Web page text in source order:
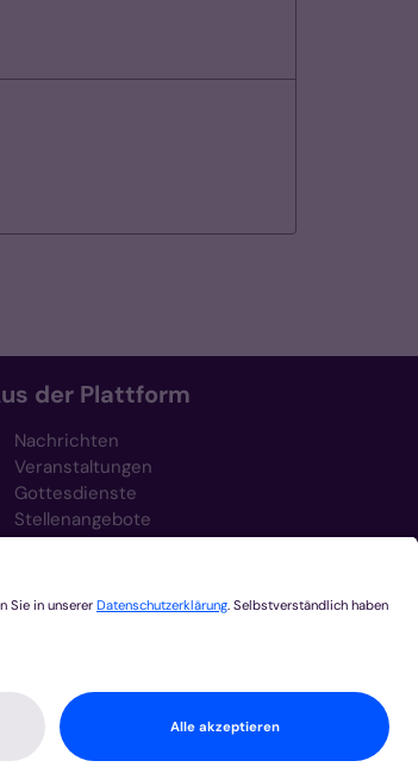
der Plattform
Nachrichten
Veranstaltungen
Gottesdienste
Stellenangebote
Rechtsdatenbank